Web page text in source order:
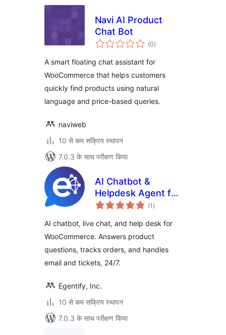
Navi AI Product
Chat Bot
(0कुल
दर)
A smart floating chat assistant for
WooCommerce that helps customers
quickly find products using natural
language and price-based queries.
naviweb
10 से कम सक्रिय स्थापन
7.0.3 के साथ परीक्षण किया
AI Chatbot &
Helpdesk Agent for
WooCommerce by
(1 कुल
दर)
AI chatbot, live chat, and help desk for
WooCommerce. Answers product
questions, tracks orders, and handles
email and tickets, 24/7.
Egentify, Inc.
10 से कम सक्रिय स्थापन
7.0.3 के साथ परीक्षण किया